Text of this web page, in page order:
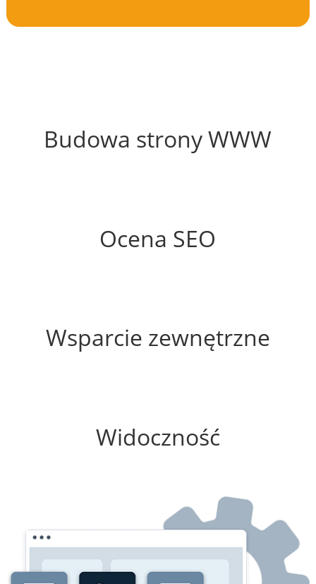
Budowa strony WWW
Ocena SEO
Wsparcie zewnętrzne
Widoczność